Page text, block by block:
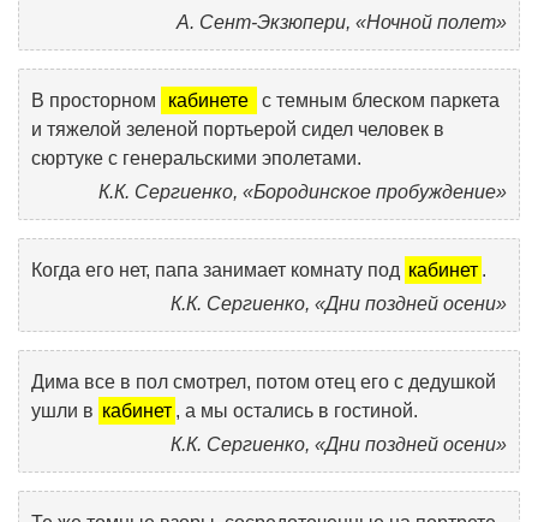
А. Сент-Экзюпери, «Ночной полет»
В просторном кабинете
с темным блеском паркета
и тяжелой зеленой портьерой сидел человек в
сюртуке с генеральскими эполетами.
К.К. Сергиенко, «Бородинское пробуждение»
Когда его нет, папа занимает комнату под кабинет .
К.К. Сергиенко, «Дни поздней осени»
Дима все в пол смотрел, потом отец его с дедушкой
ушли в кабинет , а мы остались в гостиной.
К.К. Сергиенко, «Дни поздней осени»